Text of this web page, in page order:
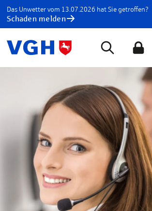
Das Unwetter vom 13.07.2026 hat Sie getroffen?
Schaden melden